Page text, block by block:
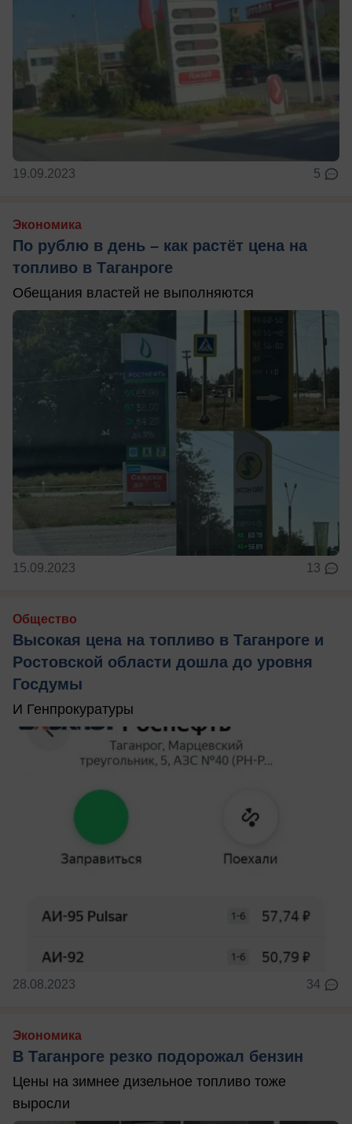
19.09.2023 5
Экономика
По рублю в день – как растёт цена на
топливо в Таганроге
Обещания властей не выполняются
15.09.2023 13
Общество
Высокая цена на топливо в Таганроге и
Ростовской области дошла до уровня
Госдумы
И Генпрокуратуры
28.08.2023 34
Экономика
В Таганроге резко подорожал бензин
Цены на зимнее дизельное топливо тоже
выросли